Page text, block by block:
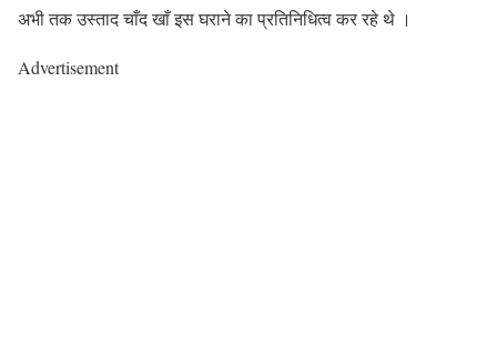
अभी तक उस्ताद चाँद खाँ इस घराने का प्रतिनिधित्व कर रहे थे ।
Advertisement